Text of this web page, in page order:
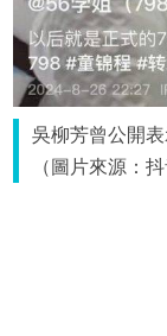
吳柳芳曾公開
（圖片來源：